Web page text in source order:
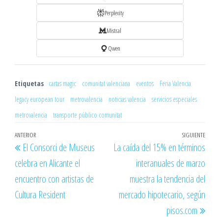
Perplexity
Mistral
Qwen
Etiquetas cartas magic comunitat valenciana eventos
Feria Valencia
legacy european tour
metrovalencia noticias valencia
servicios especiales
metrovalencia
transporte público comunitat
Navegación
de
entradas
Entrada
anterior
ANTERIOR
El Consorci de Museus
celebra en Alicante el
encuentro con artistas de
Cultura Resident
SIGUIENTE
La caída del 15% en términos
interanuales de marzo
muestra la tendencia del
mercado hipotecario, según
pisos.com